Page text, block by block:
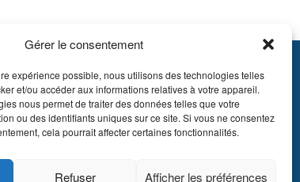
Gérer le consentement
expérience possible, nous utilisons des technologies telles
et/ou accéder aux informations relatives à votre appareil.
nous permet de traiter des données telles que votre
ou des identifiants uniques sur ce site. Si vous ne consentez
cela pourrait affecter certaines fonctionnalités.
Refuser Afficher les préférences
9862
tous